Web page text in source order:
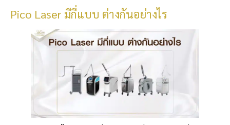
Pico Laser มีกี่แบบ ต่างกันอย่างไร